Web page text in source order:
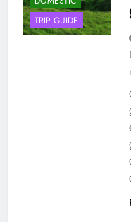
TRIP GUIDE